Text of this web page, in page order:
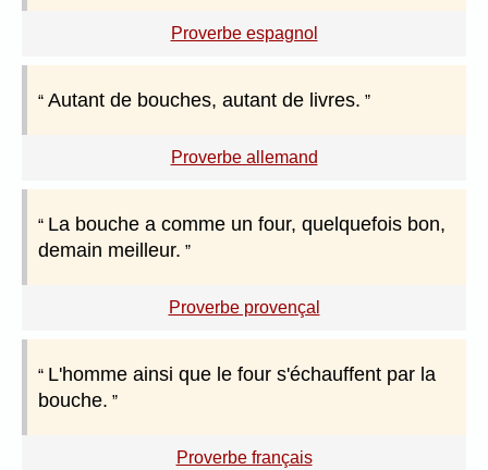
Proverbe espagnol
Autant de bouches, autant de livres.
Proverbe allemand
La bouche a comme un four, quelquefois bon,
demain meilleur.
Proverbe provençal
L'homme ainsi que le four s'échauffent par la
bouche.
Proverbe français